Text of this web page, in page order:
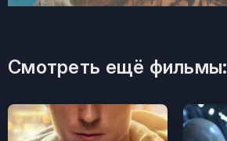
Смотреть ещё фильмы: